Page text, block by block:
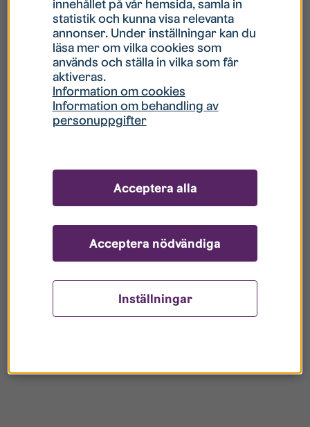
Hur gör jag om mitt konto är låst?
Hur gör jag när jag glömt mitt lösenord?
Vad innebär Gästkonto/Gästanvändare?
innehållet på vår hemsida, samla in
statistik och kunna visa relevanta
annonser. Under inställningar kan du
läsa mer om vilka cookies som
används och ställa in vilka som får
aktiveras.
Information om cookies
Information om behandling av
personuppgifter
Inställningar
Acceptera nödvändiga
Acceptera alla